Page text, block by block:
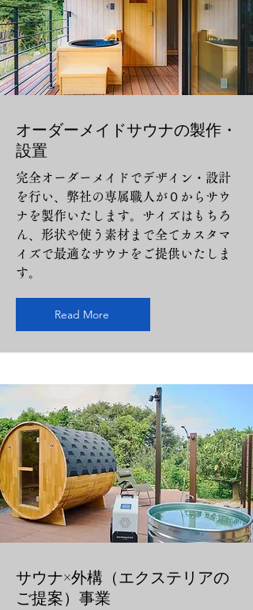
オーダーメイドサウナの製作・
設置
完全オーダーメイドでデザイン・設計
を行い、弊社の専属職人が０からサウ
ナを製作いたします。サイズはもちろ
ん、形状や使う素材まで全てカスタマ
イズで最適なサウナをご提供いたしま
す。
Read More
サウナ×外構（エクステリアの
ご提案）事業